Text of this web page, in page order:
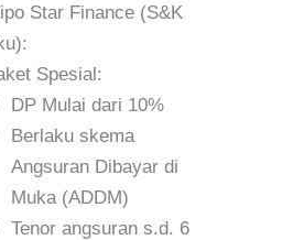
Star Finance (S&K
Spesial:
DP Mulai dari 10%
Berlaku skema
Angsuran Dibayar di
Muka (ADDM)
Tenor angsuran s.d. 6